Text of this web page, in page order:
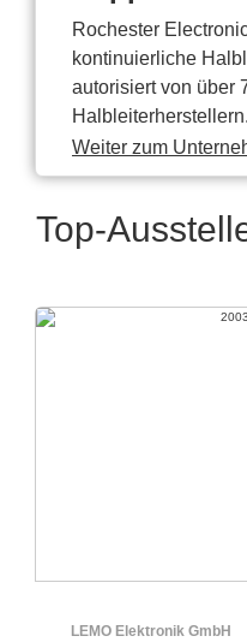
Rochester
kontinuierliche
autorisiert von über
Halbleiterherstellern.
Weiter zum
Top-
LEMO Elektronik GmbH